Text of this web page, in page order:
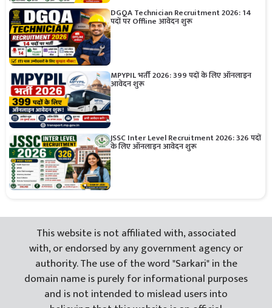
DGQA Technician Recruitment 2026: 14
पदों पर Offline आवेदन शुरू
MPYPIL भर्ती 2026: 399 पदों के लिए ऑनलाइन
आवेदन शुरू
JSSC Inter Level Recruitment 2026: 326 पदों
के लिए ऑनलाइन आवेदन शुरू
This website is not affiliated with, associated
with, or endorsed by any government agency or
authority. The use of the word "Sarkari" in the
domain name is purely for informational purposes
and is not intended to mislead users into